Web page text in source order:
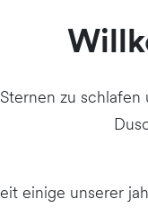
zu
einige unserer